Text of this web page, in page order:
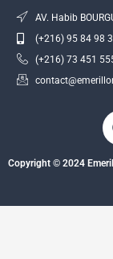
AV. Habib
(+216) 95 84 98
(+216) 73 451
Copyright © 2024